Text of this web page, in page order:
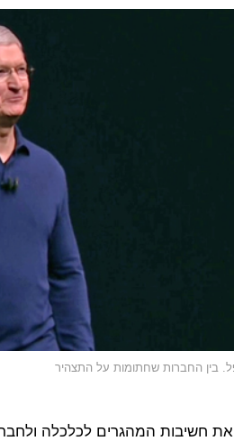
בין החברות שחתומות על התצהיר
חשיבות המהגרים לכלכלה